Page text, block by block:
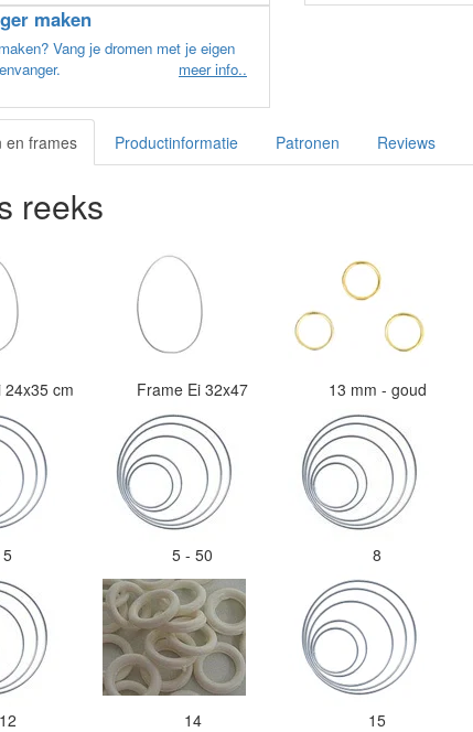
maken
Vang je dromen met je eigen
meer info..
en frames Productinformatie Patronen Reviews
reeks
24x35 cm Frame Ei 32x47 13 mm - goud
5 5 - 50 8
12 14 15